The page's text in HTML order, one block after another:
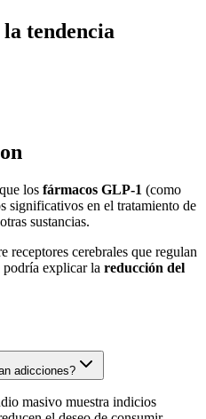
tendencia
los fármacos GLP-1 (como
significativos en el tratamiento de
sustancias.
receptores cerebrales que regulan
explicar la reducción del
adicciones?
masivo muestra indicios